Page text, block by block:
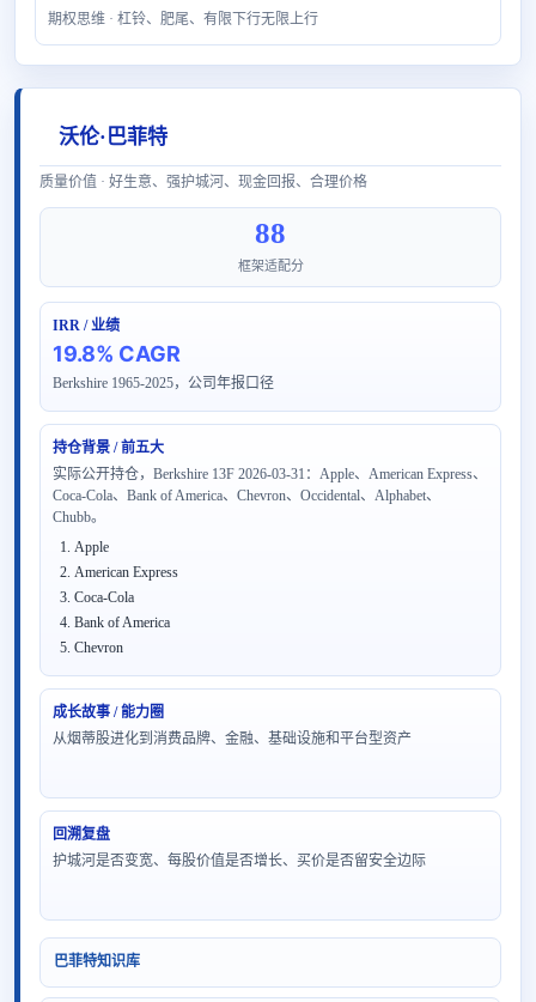
期权思维 · 杠铃、肥尾、有限下行无限上行
沃伦·巴菲特
质量价值 · 好生意、强护城河、现金回报、合理价格
88
框架适配分
IRR / 业绩
19.8% CAGR
Berkshire 1965-2025，公司年报口径
持仓背景 / 前五大
实际公开持仓，Berkshire 13F 2026-03-31：Apple、American Express、
Coca-Cola、Bank of America、Chevron、Occidental、Alphabet、
Chubb。
Apple
American Express
Coca-Cola
Bank of America
Chevron
成长故事 / 能力圈
从烟蒂股进化到消费品牌、金融、基础设施和平台型资产
回溯复盘
护城河是否变宽、每股价值是否增长、买价是否留安全边际
巴菲特知识库